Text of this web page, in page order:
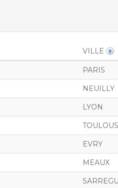
VILLE
PARIS
NEUILLY
LYON
EVRY
MEAUX